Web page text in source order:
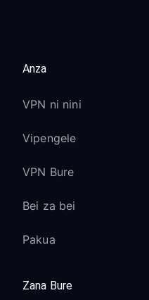
Anza
VPN ni nini
Vipengele
VPN Bure
Bei za bei
Pakua
Zana Bure